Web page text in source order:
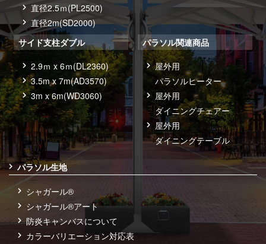
直径2.5ｍ(PL2500)
直径2m(SD2000)
サイド支柱ダブル
2.9ｍ x 6ｍ(DL2360)
3.5m x 7m(AD3570)
3m x 6m(WD3060)
パラソル関連商品
屋外用
パラソルヒーター
屋外用
ダイニングチェアー
屋外用
ダイニングテーブル
パラソル生地
シャガール®
シャガール®アート
防炎キャンバスについて
カラーバリエーション対応表